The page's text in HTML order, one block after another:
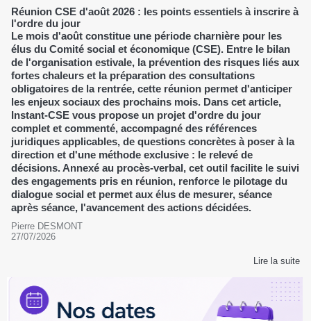
Réunion CSE d'août 2026 : les points essentiels à inscrire à
l'ordre du jour
Le mois d'août constitue une période charnière pour les
élus du Comité social et économique (CSE). Entre le bilan
de l'organisation estivale, la prévention des risques liés aux
fortes chaleurs et la préparation des consultations
obligatoires de la rentrée, cette réunion permet d'anticiper
les enjeux sociaux des prochains mois. Dans cet article,
Instant-CSE vous propose un projet d'ordre du jour
complet et commenté, accompagné des références
juridiques applicables, de questions concrètes à poser à la
direction et d'une méthode exclusive : le relevé de
décisions. Annexé au procès-verbal, cet outil facilite le suivi
des engagements pris en réunion, renforce le pilotage du
dialogue social et permet aux élus de mesurer, séance
après séance, l'avancement des actions décidées.
Pierre DESMONT
27/07/2026
Lire la suite